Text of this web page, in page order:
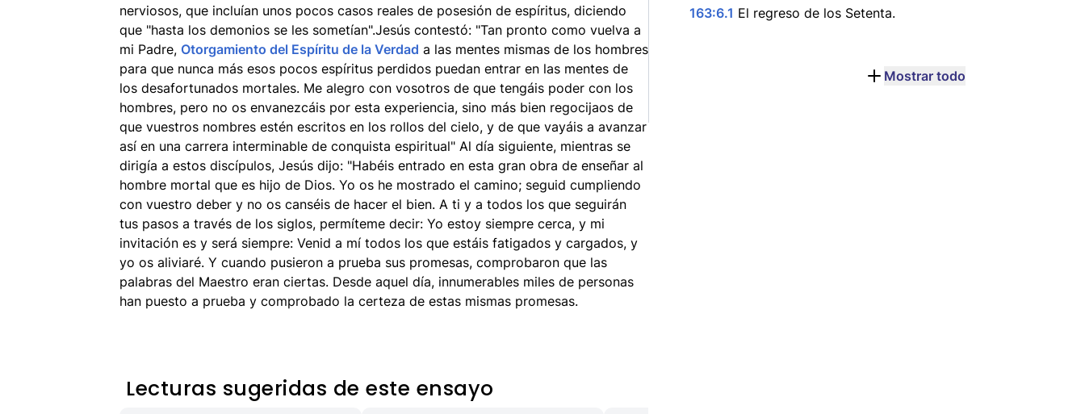
nerviosos, que incluían unos pocos casos reales de posesión de espíritus, diciendo
que "hasta los demonios se les sometían".Jesús contestó: "Tan pronto como vuelva a
mi Padre, Otorgamiento del Espíritu de la Verdad a las mentes mismas de los hombres
para que nunca más esos pocos espíritus perdidos puedan entrar en las mentes de
los desafortunados mortales. Me alegro con vosotros de que tengáis poder con los
hombres, pero no os envanezcáis por esta experiencia, sino más bien regocijaos de
que vuestros nombres estén escritos en los rollos del cielo, y de que vayáis a avanzar
así en una carrera interminable de conquista espiritual" Al día siguiente, mientras se
dirigía a estos discípulos, Jesús dijo: "Habéis entrado en esta gran obra de enseñar al
hombre mortal que es hijo de Dios. Yo os he mostrado el camino; seguid cumpliendo
con vuestro deber y no os canséis de hacer el bien. A ti y a todos los que seguirán
tus pasos a través de los siglos, permíteme decir: Yo estoy siempre cerca, y mi
invitación es y será siempre: Venid a mí todos los que estáis fatigados y cargados, y
yo os aliviaré. Y cuando pusieron a prueba sus promesas, comprobaron que las
palabras del Maestro eran ciertas. Desde aquel día, innumerables miles de personas
han puesto a prueba y comprobado la certeza de estas mismas promesas.
Lecturas sugeridas de este ensayo
163:6.1 El regreso de los Setenta.
Mostrar todo